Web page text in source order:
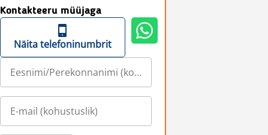
Kontakteeru müüjaga
Näita telefoninumbrit